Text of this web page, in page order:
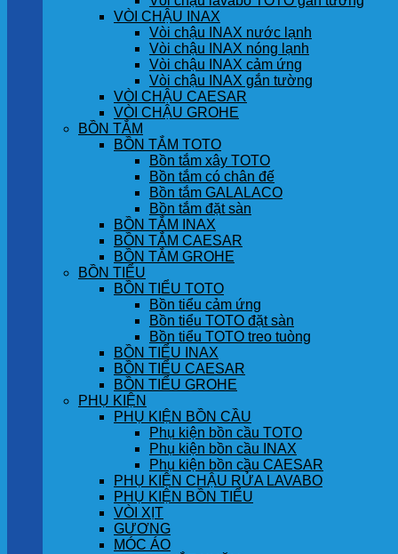
VÒI CHẬU INAX
Vòi chậu INAX nước lạnh
Vòi chậu INAX nóng lạnh
Vòi chậu INAX cảm ứng
Vòi chậu INAX gắn tường
VÒI CHẬU CAESAR
VÒI CHẬU GROHE
BỒN TẮM
BỒN TẮM TOTO
Bồn tắm xây TOTO
Bồn tắm có chân đế
Bồn tắm GALALACO
Bồn tắm đặt sàn
BỒN TẮM INAX
BỒN TẮM CAESAR
BỒN TẮM GROHE
BỒN TIỂU
BỒN TIỂU TOTO
Bồn tiểu cảm ứng
Bồn tiểu TOTO đặt sàn
Bồn tiểu TOTO treo tuòng
BỒN TIỂU INAX
BỒN TIỂU CAESAR
BỒN TIỂU GROHE
PHỤ KIỆN
PHỤ KIỆN BỒN CẦU
Phụ kiện bồn cầu TOTO
Phụ kiện bồn cầu INAX
Phụ kiện bồn cầu CAESAR
PHỤ KIỆN CHẬU RỬA LAVABO
PHỤ KIỆN BỒN TIỂU
VÒI XỊT
GƯƠNG
MÓC ÁO